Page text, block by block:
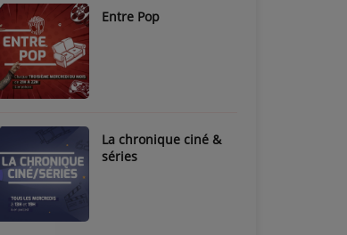
Entre Pop
La chronique ciné &
séries